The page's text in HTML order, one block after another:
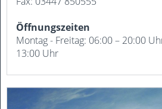
Öffnungszeiten
Montag - Freitag: 06:00 – 20:00
13:00 Uhr